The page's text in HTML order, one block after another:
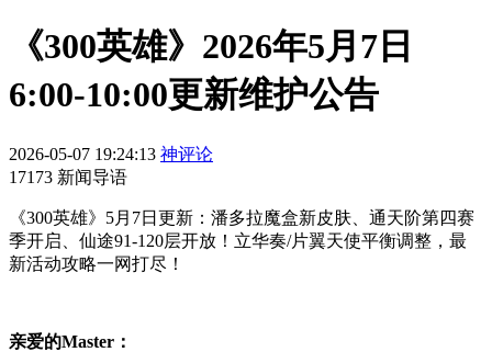
《300英雄》2026年5月7日
6:00-10:00更新维护公告
2026-05-07 19:24:13 神评论
17173 新闻导语
《300英雄》5月7日更新：潘多拉魔盒新皮肤、通天阶第四赛
季开启、仙途91-120层开放！立华奏/片翼天使平衡调整，最
新活动攻略一网打尽！
亲爱的Master：